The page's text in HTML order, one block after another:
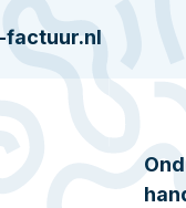
factuur.nl